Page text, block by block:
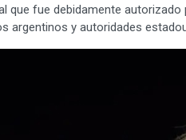
que fue debidamente
argentinos y autoridades